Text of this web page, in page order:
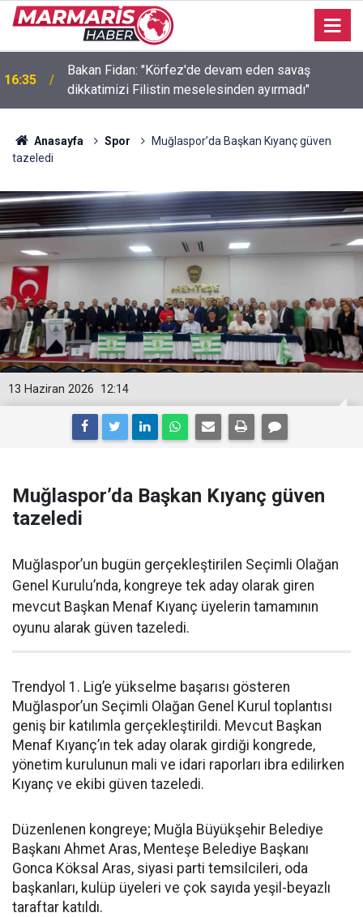
16:35
Bakan Fidan: "Körfez'de devam eden savaş
dikkatimizi Filistin meselesinden ayırmadı"
Anasayfa Spor
Muğlaspor’da Başkan Kıyanç güven
tazeledi
12:14
13 Haziran 2026
Muğlaspor’da Başkan Kıyanç güven
tazeledi
Muğlaspor’un bugün gerçekleştirilen Seçimli Olağan
Genel Kurulu’nda, kongreye tek aday olarak giren
mevcut Başkan Menaf Kıyanç üyelerin tamamının
oyunu alarak güven tazeledi.
Trendyol 1. Lig’e yükselme başarısı gösteren
Muğlaspor’un Seçimli Olağan Genel Kurul toplantısı
geniş bir katılımla gerçekleştirildi. Mevcut Başkan
Menaf Kıyanç’ın tek aday olarak girdiği kongrede,
yönetim kurulunun mali ve idari raporları ibra edilirken
Kıyanç ve ekibi güven tazeledi.
Düzenlenen kongreye; Muğla Büyükşehir Belediye
Başkanı Ahmet Aras, Menteşe Belediye Başkanı
Gonca Köksal Aras, siyasi parti temsilcileri, oda
başkanları, kulüp üyeleri ve çok sayıda yeşil-beyazlı
taraftar katıldı.